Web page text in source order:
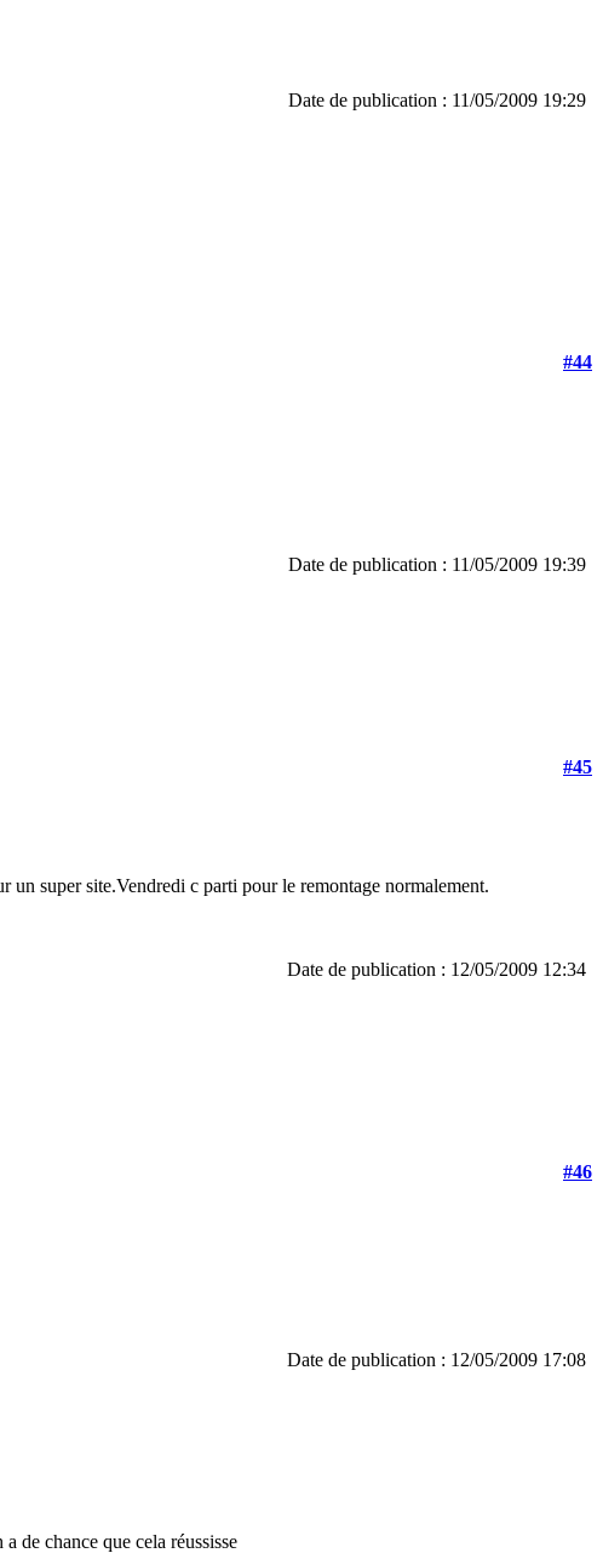
Date de publication : 11/05/2009 19:29
#44
Date de publication : 11/05/2009 19:39
#45
super site.Vendredi c parti pour le remontage normalement.
Date de publication : 12/05/2009 12:34
#46
Date de publication : 12/05/2009 17:08
de chance que cela réussisse